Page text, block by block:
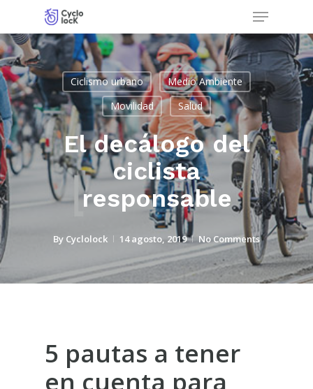
to
main
content
Menu
Ciclismo urbano
Medio Ambiente
Movilidad
Salud
El decálogo del
ciclista
responsable
By Cyclolock 14 agosto, 2019 No Comments
5 pautas a tener
en cuenta para
Close
Menu